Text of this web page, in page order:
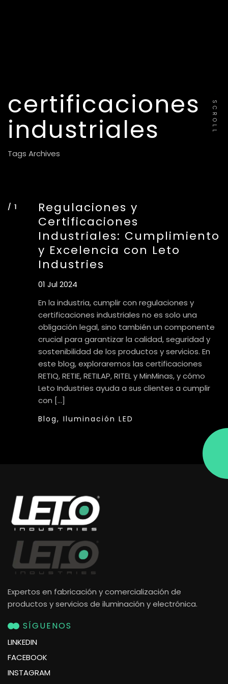
certificaciones
industriales
Tags Archives
SCROLL
Regulaciones y
Certificaciones
Industriales: Cumplimiento
y Excelencia con Leto
Industries
01 Jul 2024
En la industria, cumplir con regulaciones y
certificaciones industriales no es solo una
obligación legal, sino también un componente
crucial para garantizar la calidad, seguridad y
sostenibilidad de los productos y servicios. En
este blog, exploraremos las certificaciones
RETIQ, RETIE, RETILAP, RITEL y MinMinas, y cómo
Leto Industries ayuda a sus clientes a cumplir
con […]
Blog, Iluminación LED
Expertos en fabricación y comercialización de
productos y servicios de iluminación y electrónica.
SÍGUENOS
LINKEDIN
FACEBOOK
INSTAGRAM